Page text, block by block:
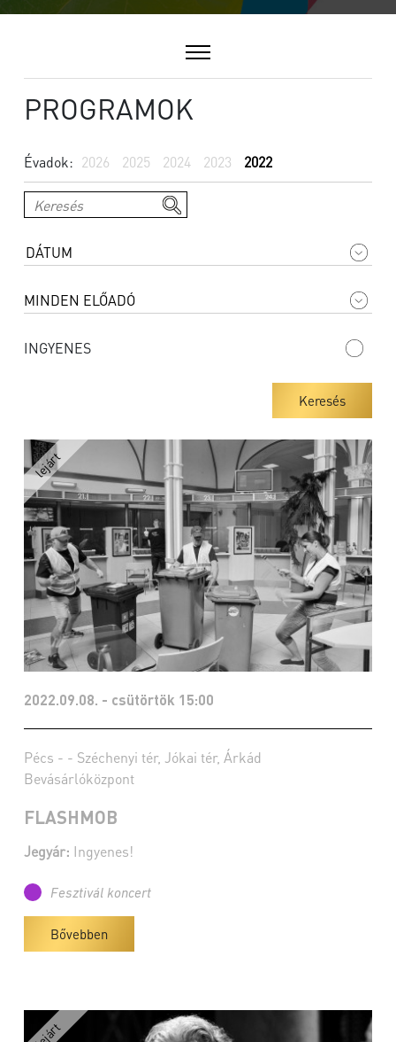
PROGRAMOK
Évadok: 2026 2025 2024 2023 2022
INGYENES
Keresés
2022.09.08. - csütörtök 15:00
Pécs - - Széchenyi tér, Jókai tér, Árkád
Bevásárlóközpont
FLASHMOB
Jegyár: Ingyenes!
Fesztivál koncert
Bővebben